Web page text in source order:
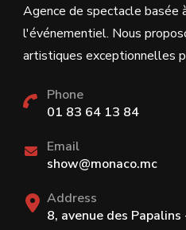
Agence de spectacle basée
l'événementiel. Nous
artistiques exceptionnelles
Phone
01 83 64 13 84
Email
show@monaco.mc
Address
8, avenue des